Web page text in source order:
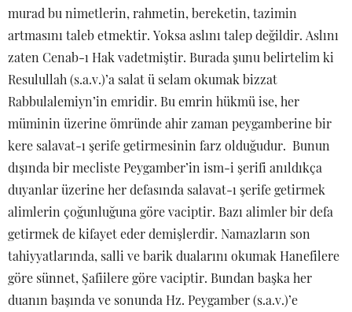
murad bu nimetlerin, rahmetin, bereketin, tazimin
artmasını taleb etmektir. Yoksa aslını talep değildir. Aslını
zaten Cenab-ı Hak vadetmiştir. Burada şunu belirtelim ki
Resulullah (s.a.v.)’a salat ü selam okumak bizzat
Rabbulalemiyn’in emridir. Bu emrin hükmü ise, her
müminin üzerine ömründe ahir zaman peygamberine bir
kere salavat-ı şerife getirmesinin farz olduğudur. Bunun
dışında bir mecliste Peygamber’in ism-i şerifi anıldıkça
duyanlar üzerine her defasında salavat-ı şerife getirmek
alimlerin çoğunluğuna göre vaciptir. Bazı alimler bir defa
getirmek de kifayet eder demişlerdir. Namazların son
tahiyyatlarında, salli ve barik dualarını okumak Hanefilere
göre sünnet, Şafiilere göre vaciptir. Bundan başka her
duanın başında ve sonunda Hz. Peygamber (s.a.v.)’e